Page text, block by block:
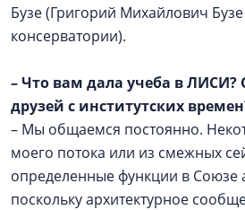
Бузе (Григорий Михайлович
консерватории).
–Что вам дала учеба в ЛИСИ?
друзей с институтских
– Мы общаемся постоянно.
моего потока или из смежных
определенные функции в Союзе
поскольку архитектурное